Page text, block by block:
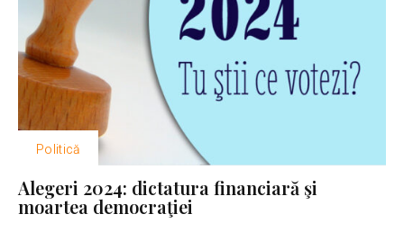
Politică
Alegeri 2024: dictatura financiară şi
moartea democraţiei